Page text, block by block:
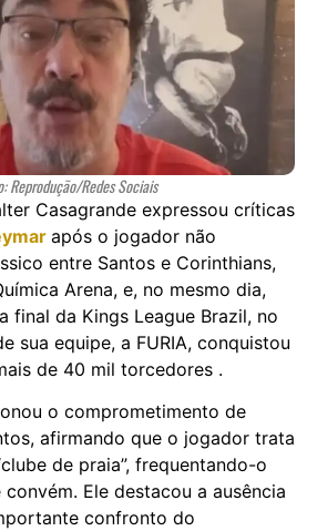
Reprodução/Redes Sociais
Casagrande expressou críticas
após o jogador não
entre Santos e Corinthians,
Arena, e, no mesmo dia,
final da Kings League Brazil, no
sua equipe, a FURIA, conquistou
de 40 mil torcedores .
o comprometimento de
afirmando que o jogador trata
de praia”, frequentando-o
Ele destacou a ausência
confronto do